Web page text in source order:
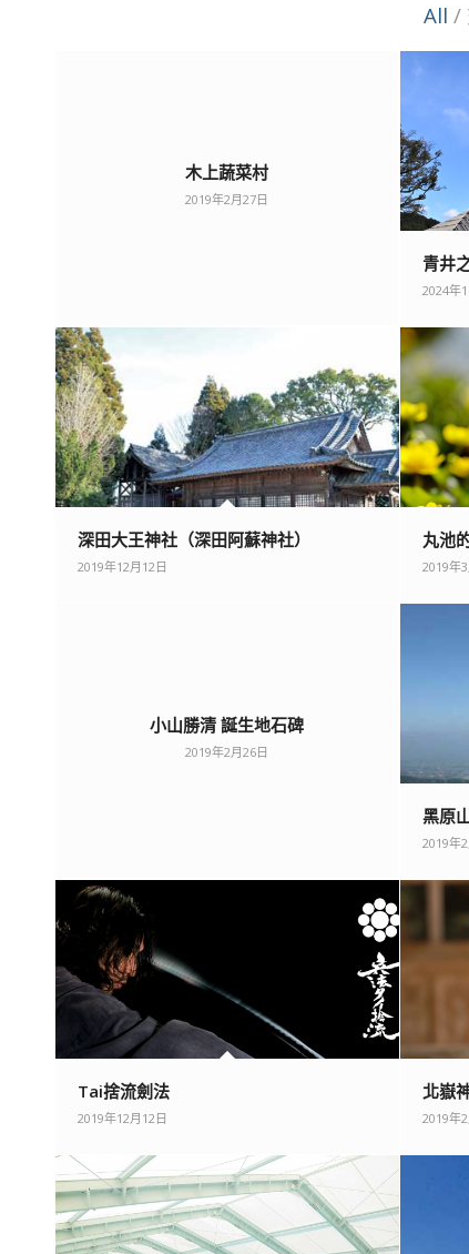
All /
木上蔬菜村
2019年2月27日
青井
2024年
深田大王神社（深田阿蘇神社）
2019年12月12日
丸池
2019年
小山勝清 誕生地石碑
2019年2月26日
黑原
2019年
Tai捨流劍法
2019年12月12日
北嶽
2019年